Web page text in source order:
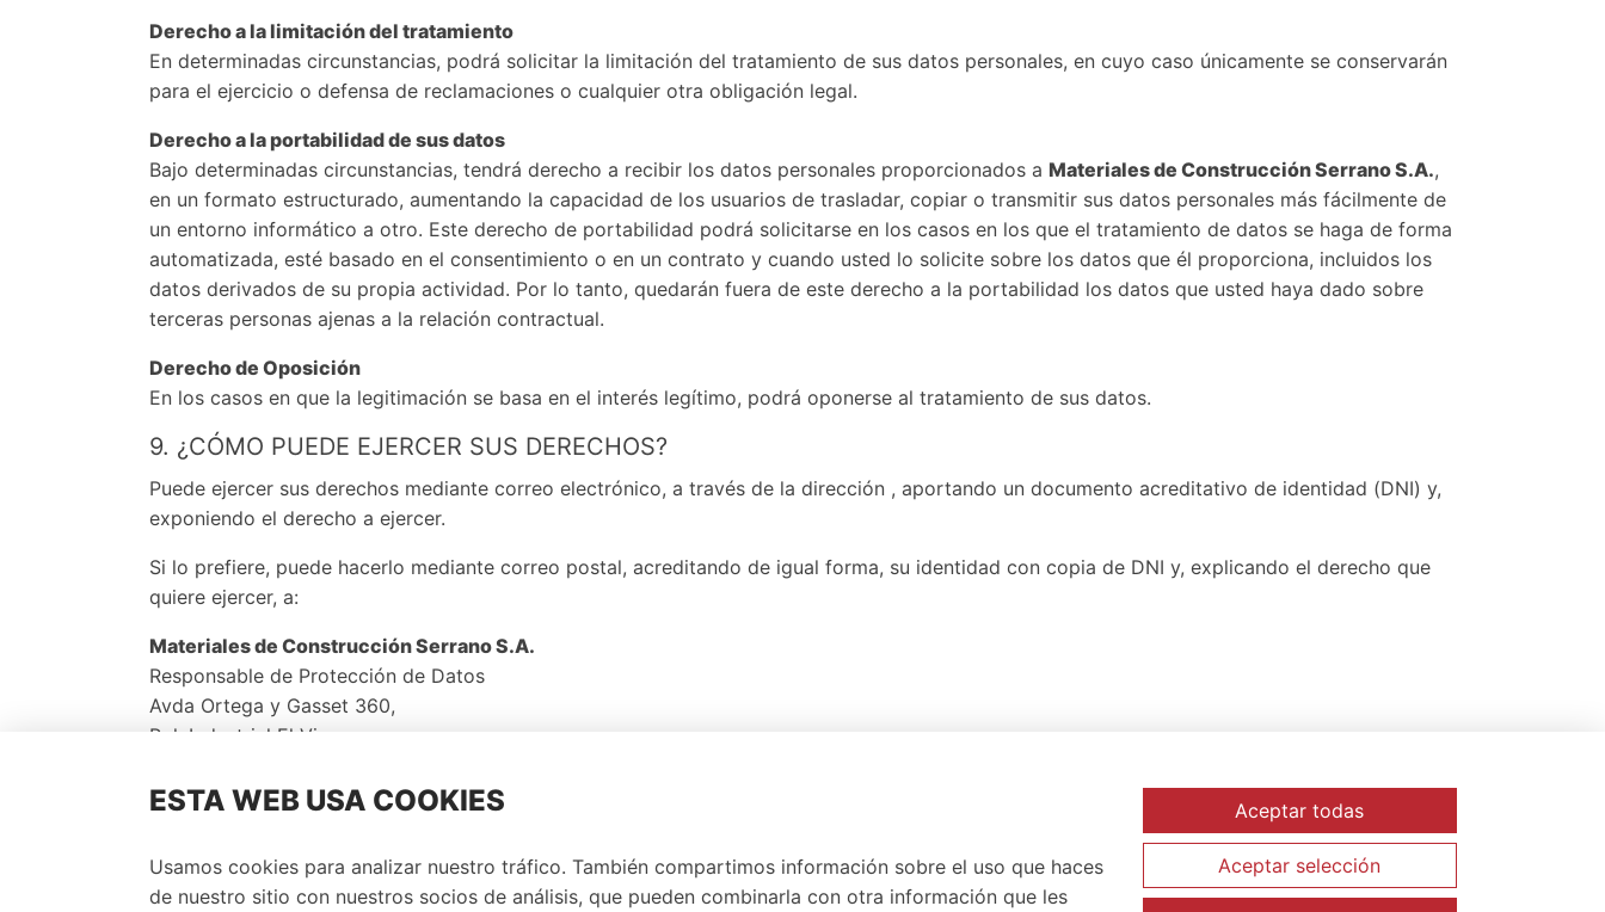
Derecho a la limitación del tratamiento
En determinadas circunstancias, podrá solicitar la limitación del tratamiento de sus datos personales, en cuyo caso únicamente se conservarán
para el ejercicio o defensa de reclamaciones o cualquier otra obligación legal.
Derecho a la portabilidad de sus datos
Bajo determinadas circunstancias, tendrá derecho a recibir los datos personales proporcionados a Materiales de Construcción Serrano S.A.,
en un formato estructurado, aumentando la capacidad de los usuarios de trasladar, copiar o transmitir sus datos personales más fácilmente de
un entorno informático a otro. Este derecho de portabilidad podrá solicitarse en los casos en los que el tratamiento de datos se haga de forma
automatizada, esté basado en el consentimiento o en un contrato y cuando usted lo solicite sobre los datos que él proporciona, incluidos los
datos derivados de su propia actividad. Por lo tanto, quedarán fuera de este derecho a la portabilidad los datos que usted haya dado sobre
terceras personas ajenas a la relación contractual.
Derecho de Oposición
En los casos en que la legitimación se basa en el interés legítimo, podrá oponerse al tratamiento de sus datos.
9. ¿CÓMO PUEDE EJERCER SUS DERECHOS?
Puede ejercer sus derechos mediante correo electrónico, a través de la dirección , aportando un documento acreditativo de identidad (DNI) y,
exponiendo el derecho a ejercer.
Si lo prefiere, puede hacerlo mediante correo postal, acreditando de igual forma, su identidad con copia de DNI y, explicando el derecho que
quiere ejercer, a:
Materiales de Construcción Serrano S.A.
Responsable de Protección de Datos
Avda Ortega y Gasset 360,
Pol. Industrial El Viso
Así mismo tiene derecho a presentar una reclamación ante la Agencia Española de Protección de Datos en www.aepd.es, especialmente
10. SOBRE COOKIES
ESTA WEB USA COOKIES
Usamos cookies para analizar nuestro tráfico. También compartimos información sobre el uso que haces
de nuestro sitio con nuestros socios de análisis, que pueden combinarla con otra información que les
Aceptar todas
Aceptar selección